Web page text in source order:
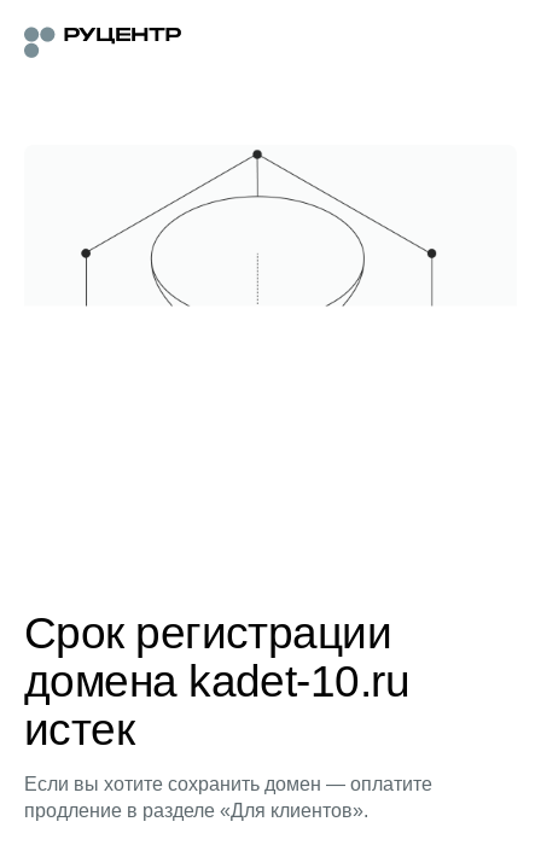
Срок регистрации
домена kadet-10.ru
истек
Если вы хотите сохранить домен — оплатите
продление в разделе «Для клиентов».